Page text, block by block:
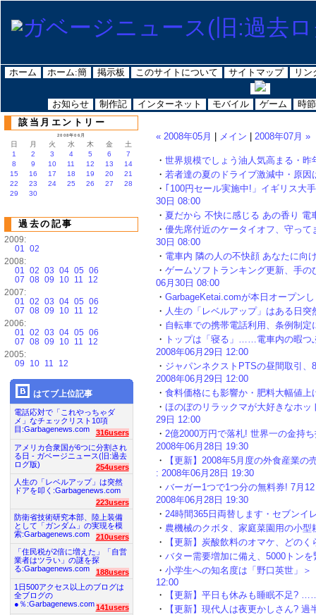
ホーム ホーム:簡 掲示板 このサイトについて サイトマップ リン
お知らせ 制作記 インターネット モバイル ゲーム 時節
« 2008年05月 メイン 2008年07月 »
・ 世界規模でしょう油人気高まる・
・ 若者達の夏のドライブ激減中・原
・ ｢100円セール実施中!」イギリス大
30日 08:00
・ 夏だから 不快に感じる あの香り 電
・ 優先席付近のケータイオフ、守っ
30日 08:00
・ 電車内 隣の人の不快顔 あなたに向
・ ゲームソフトランキング更新、手
06月30日 08:00
・ GarbageKetai.comが本日オープン
・ 人生の「レベルアップ」はある日
・ 自転車での携帯電話利用、条例制
・ トップは「寝る」……電車内の暇つ
2008年06月29日 12:00
・ ジャパンネクストPTSの昼間取引
2008年06月29日 12:00
・ 食料価格にも影響か・肥料大幅値
・ ほのぼのリラックマが大好きなホ
29日 12:00
・ 2億2000万円で落札! 世界一の金持
2008年06月28日 19:30
・
【更新】2008年5月度の外食産業
: 2008年06月28日 19:30
・ バーガー1つで1つ分の無料券! 7月
2008年06月28日 19:30
・ 24時間365日両替します・セブンイ
・ 農機械のクボタ、家庭菜園用の小
・
【更新】炭酸飲料のオマケ、どの
・ バター需要増加に備え、5000トン
・ 小学生への知名度は「野口英世」
12:00
・
【更新】平日も休みも睡眠不足?
・
【更新】現代人は夜更かしさん?
該当月エントリー
2008年06月
日 月 火 水 木 金
土
1
2 3 4 5 6
7
8
9 10 11 12 13
14
15
16 17 18 19 20
21
22
23 24 25 26 27
28
29
30
過去の記事
2009:
01 02
2008:
01 02 03 04 05 06
07 08 09 10 11
12
2007:
01 02 03 04 05 06
07 08 09 10 11
12
2006:
01 02 03 04 05 06
07 08 09 10 11
12
2005:
09
10 11 12
はてブ上位記事
電話応対で「これやっちゃダ
メ」なチェックリスト10項
目:Garbagenews.com
316users
アメリカ合衆国が6つに分割され
る日 - ガベージニュース(旧:過去
ログ版)
254users
人生の「レベルアップ」は突然
ドアを叩く:Garbagenews.com
223users
防衛省技術研究本部、陸上装備
として「ガンダム」の実現を模
索:Garbagenews.com
210users
「住民税が2倍に増えた」「自営
業者はツラい」の謎を探
る:Garbagenews.com
188users
1日500アクセス以上のブログは
全ブログの
●％:Garbagenews.com 141users